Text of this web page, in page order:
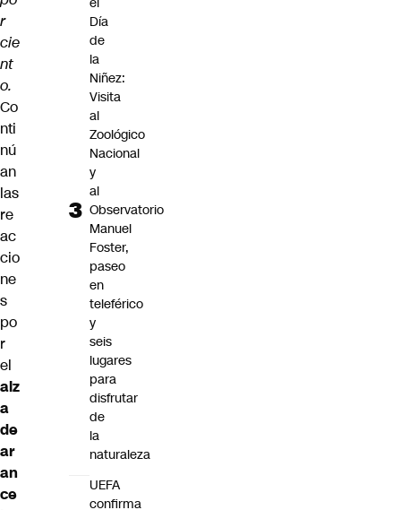
r
cie
nt
o.
Co
nti
nú
an
las
re
ac
cio
ne
s
po
r
el
alz
a
de
ar
an
ce
Día
de
la
Niñez:
Visita
al
Zoológico
Nacional
y
al
Observatorio
Manuel
Foster,
paseo
en
teleférico
y
seis
lugares
para
disfrutar
de
la
naturaleza
UEFA
confirma